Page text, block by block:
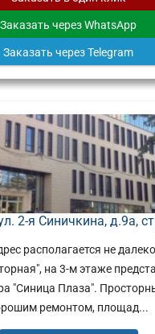
Заказать через WhatsApp
Заказать через Telegram
2-я Синичкина, д.9а,
располагается не
на 3-м этаже
"Синица Плаза".
ремонтом, площад...